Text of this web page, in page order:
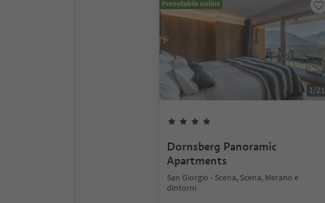
Prenotabile online
1/21
Dornsberg Panoramic
Apartments
San Giorgio - Scena, Scena, Merano e
dintorni